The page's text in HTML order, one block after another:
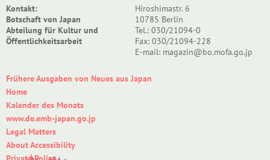
Kontakt:
Botschaft von Japan
Abteilung für Kultur und
Öffentlichkeitsarbeit
Hiroshimastr. 6
10785 Berlin
Tel.: 030/21094-0
Fax: 030/21094-228
E-mail: magazin@bo.mofa.go.jp
Frühere Ausgaben von Neues aus Japan
Home
Kalender des Monats
www.de.emb-japan.go.jp
Legal Matters
About Accessibility